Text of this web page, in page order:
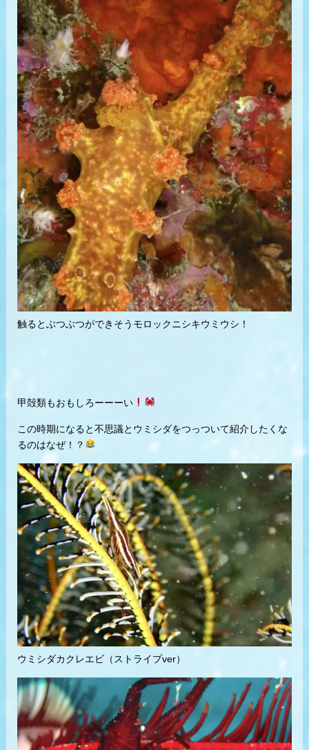
触るとぶつぶつができそうモロックニシキウミウシ！
甲殻類もおもしろーーーい
この時期になると不思議とウミシダをつっついて紹介したくな
るのはなぜ！？
ウミシダカクレエビ（ストライプver）